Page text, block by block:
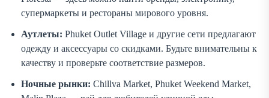
супермаркеты и рестораны мирового уровня.
Аутлеты: Phuket Outlet Village и другие сети предлагают
одежду и аксессуары со скидками. Будьте внимательны к
качеству и проверьте соответствие размеров.
Ночные рынки: Chillva Market, Phuket Weekend Market,